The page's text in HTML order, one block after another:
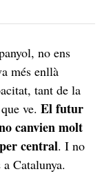
no ens
més enllà
tant de la
ve. El futur
canvien molt
central. I no
Catalunya.